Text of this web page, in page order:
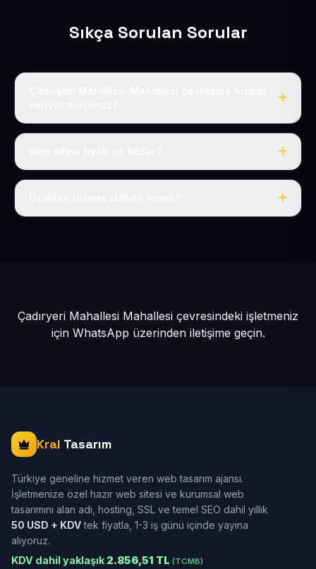
Sıkça Sorulan Sorular
Evet, Çadıryeri Mahallesi dahil tüm Develi ve Develi
Tek fiyat: yılda 50 USD + KDV, her şey dahil.
Çadıryeri Mahallesi Mahallesi çevresindeki işletmeniz
için WhatsApp üzerinden iletişime geçin.
Kral Tasarım
Türkiye geneline hizmet veren web tasarım ajansı.
İşletmenize özel hazır web sitesi ve kurumsal web
tasarımını alan adı, hosting, SSL ve temel SEO dahil yıllık
50 USD + KDVtek fiyatla, 1-3 iş günü içinde yayına
alıyoruz.
KDV dahil yaklaşık 2.856,51 TL (TCMB)